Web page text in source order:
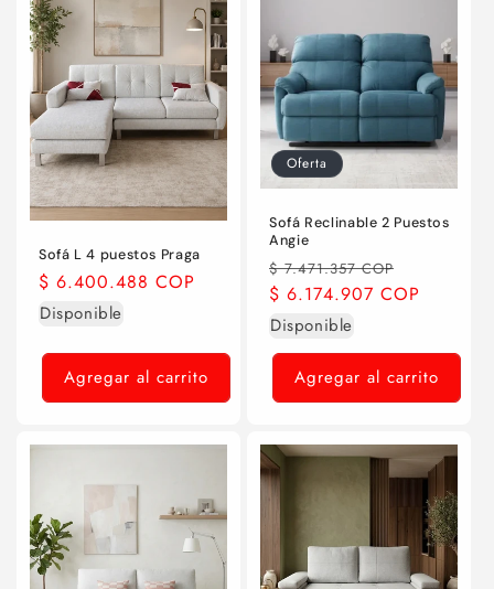
Sofá L 4 puestos Praga
Precio
habitual
$ 6.400.488 COP
Disponible
Agregar al carrito
Oferta
Sofá Reclinable 2 Puestos
Angie
Precio
habitual
$ 7.471.357 COP
de
$ 6.174.907 COP
Disponible
Agregar al carrito